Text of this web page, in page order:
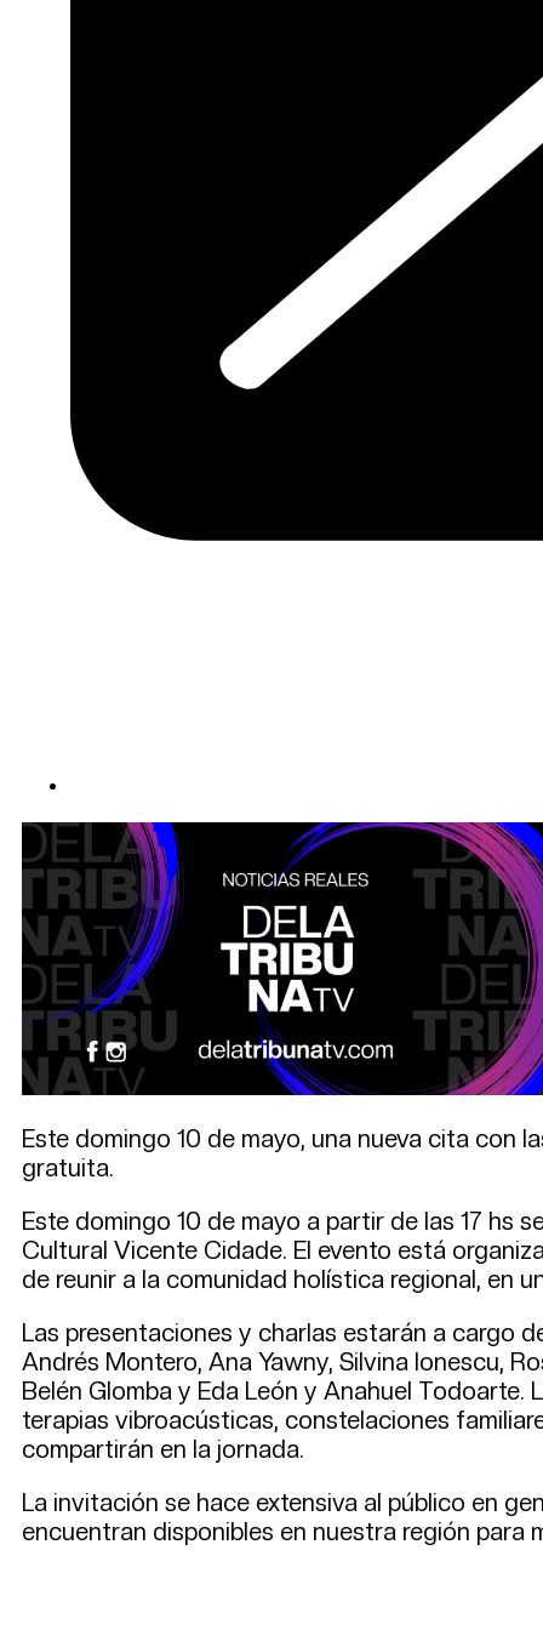
Este domingo 10 de mayo, una nueva cita con
gratuita.
Este domingo 10 de mayo a partir de las 17 hs
Cultural Vicente Cidade. El evento está
de reunir a la comunidad holística regional, en
Las presentaciones y charlas estarán a cargo
Andrés Montero, Ana Yawny, Silvina Ionescu,
Belén Glomba y Eda León y Anahuel
terapias vibroacústicas, constelaciones
compartirán en la jornada.
La invitación se hace extensiva al público en
encuentran disponibles en nuestra región para